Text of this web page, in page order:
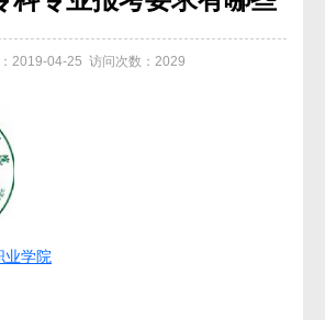
2019-04-25 访问次数：2029
业学院